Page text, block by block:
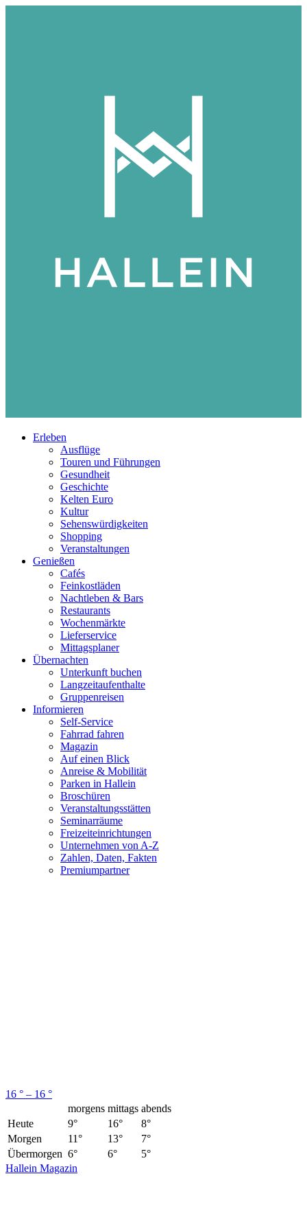
Erleben
Ausflüge
Touren und Führungen
Gesundheit
Geschichte
Kelten Euro
Kultur
Sehenswürdigkeiten
Shopping
Veranstaltungen
Genießen
Cafés
Feinkostläden
Nachtleben & Bars
Restaurants
Wochenmärkte
Lieferservice
Mittagsplaner
Übernachten
Unterkunft buchen
Langzeitaufenthalte
Gruppenreisen
Informieren
Self-Service
Fahrrad fahren
Magazin
Auf einen Blick
Anreise & Mobilität
Parken in Hallein
Broschüren
Veranstaltungsstätten
Seminarräume
Freizeiteinrichtungen
Unternehmen von A-Z
Zahlen, Daten, Fakten
Premiumpartner
16 ° – 16 °
morgens mittags abends
Heute
9° 16°
8°
Morgen
11° 13°
7°
Übermorgen 6° 6°
5°
Hallein Magazin